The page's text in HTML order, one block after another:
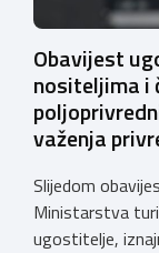
Obavijest
nositeljima i
važenja
Slijedom
Ministarstva
ugostitelje,